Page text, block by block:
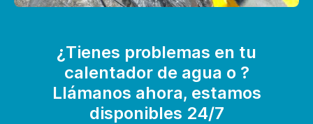
¿Tienes problemas en tu
calentador de agua o ?
Llámanos ahora, estamos
disponibles 24/7